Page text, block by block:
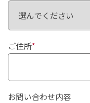
ご住所*
お問い合わせ内容